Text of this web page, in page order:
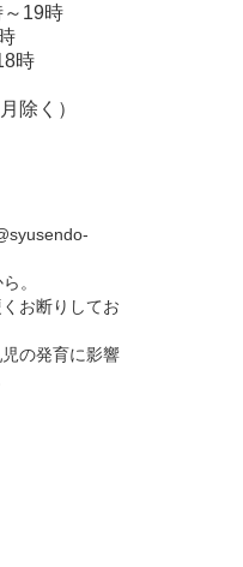
19時
時
除く）
。
お断りしてお
の発育に影響